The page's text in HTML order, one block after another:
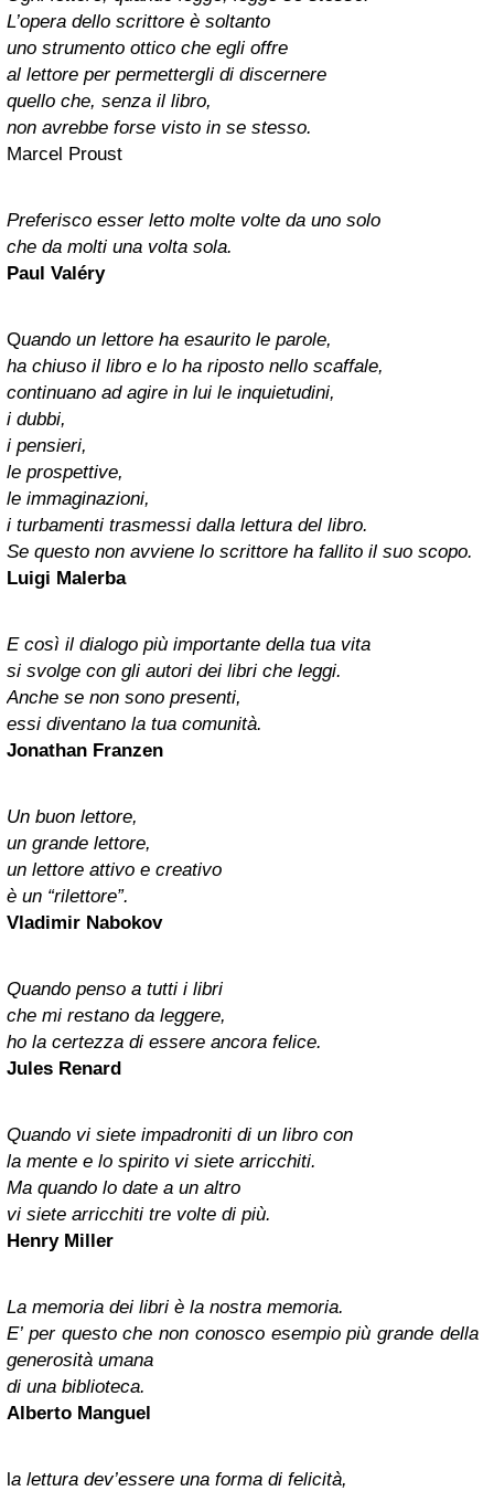
L’opera dello scrittore è soltanto
uno strumento ottico che egli offre
al lettore per permettergli di discernere
quello che, senza il libro,
non avrebbe forse visto in se stesso.
Marcel Proust
Preferisco esser letto molte volte da uno solo
che da molti una volta sola.
Paul Valéry
Quando un lettore ha esaurito le parole,
ha chiuso il libro e lo ha riposto nello scaffale,
continuano ad agire in lui le inquietudini,
i dubbi,
i pensieri,
le prospettive,
le immaginazioni,
i turbamenti trasmessi dalla lettura del libro.
Se questo non avviene lo scrittore ha fallito il suo scopo.
Luigi Malerba
E così il dialogo più importante della tua vita
si svolge con gli autori dei libri che leggi.
Anche se non sono presenti,
essi diventano la tua comunità.
Jonathan Franzen
Un buon lettore,
un grande lettore,
un lettore attivo e creativo
è un “rilettore”.
Vladimir Nabokov
Quando penso a tutti i libri
che mi restano da leggere,
ho la certezza di essere ancora felice.
Jules Renard
Quando vi siete impadroniti di un libro con
la mente e lo spirito vi siete arricchiti.
Ma quando lo date a un altro
vi siete arricchiti tre volte di più.
Henry Miller
La memoria dei libri è la nostra memoria.
E’ per questo che non conosco esempio più grande della
generosità umana
di una biblioteca.
Alberto Manguel
la lettura dev’essere una forma di felicità,